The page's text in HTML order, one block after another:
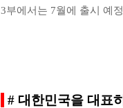
3부에서는 7월에 출시 예
# 대한민국을 대표